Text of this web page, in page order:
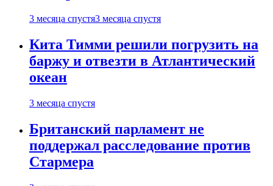
3 месяца спустя3 месяца спустя
Кита Тимми решили погрузить на
баржу и отвезти в Атлантический
океан
3 месяца спустя
Британский парламент не
поддержал расследование против
Стармера